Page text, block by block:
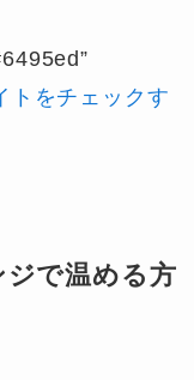
トをチェックす
ジで温める方